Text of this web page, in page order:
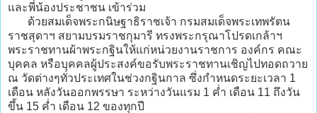
และพี่น้องประชาชน เข้าร่วม
ด้วยสมเด็จพระกนิษฐาธิราชเจ้า กรมสมเด็จพระเทพรัตน
ราชสุดาฯ สยามบรมราชกุมารี ทรงพระกรุณาโปรดเกล้าฯ
พระราชทานผ้าพระกฐินให้แก่หน่วยงานราชการ องค์กร คณะ
บุคคล หรือบุคคลผู้ประสงค์ขอรับพระราชทานเชิญไปทอดถวาย
ณ วัดต่างๆทั่วประเทศในช่วงกฐินกาล ซึ่งกำหนดระยะเวลา 1
เดือน หลังวันออกพรรษา ระหว่างวันแรม 1 ค่ำ เดือน 11 ถึงวัน
ขึ้น 15 ค่ำ เดือน 12 ของทุกปี